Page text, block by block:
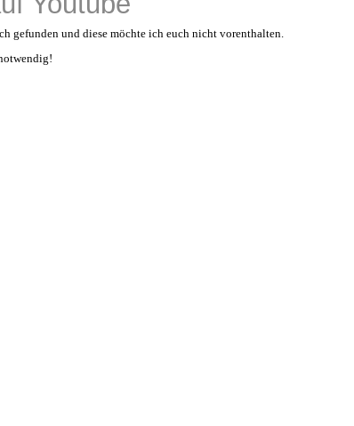
gefunden und diese möchte ich euch nicht vorenthalten.